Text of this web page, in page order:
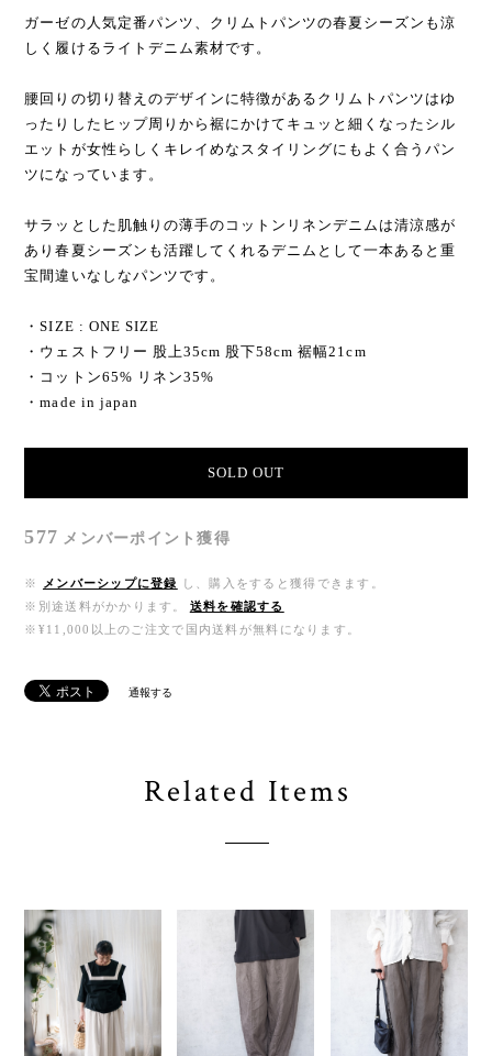
ガーゼの人気定番パンツ、クリムトパンツの春夏シーズンも涼
しく履けるライトデニム素材です。
腰回りの切り替えのデザインに特徴があるクリムトパンツはゆ
ったりしたヒップ周りから裾にかけてキュッと細くなったシル
エットが女性らしくキレイめなスタイリングにもよく合うパン
ツになっています。
サラッとした肌触りの薄手のコットンリネンデニムは清涼感が
あり春夏シーズンも活躍してくれるデニムとして一本あると重
宝間違いなしなパンツです。
・SIZE : ONE SIZE
・ウェストフリー 股上35cm 股下58cm 裾幅21cm
・コットン65% リネン35%
・made in japan
SOLD OUT
577 メンバーポイント獲得
※ メンバーシップに登録
し、購入をすると獲得できます。
※別途送料がかかります。
送料を確認する
※¥11,000以上のご注文で国内送料が無料になります。
通報する
Related Items